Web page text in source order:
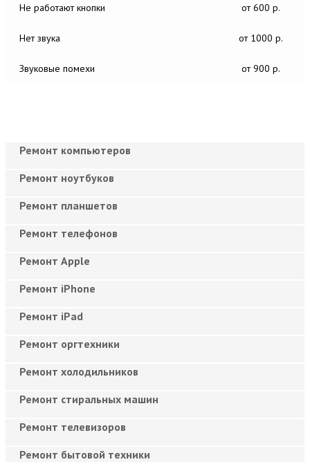
Не работают кнопки от 600 р.
Нет звука от 1000 р.
Звуковые помехи от 900 р.
Ремонт компьютеров
Ремонт ноутбуков
Ремонт планшетов
Ремонт телефонов
Ремонт Apple
Ремонт iPhone
Ремонт iPad
Ремонт оргтехники
Ремонт холодильников
Ремонт стиральных машин
Ремонт телевизоров
Ремонт бытовой техники